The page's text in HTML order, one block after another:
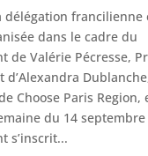
délégation francilienne
dans le cadre du
de Valérie Pécresse,
d’Alexandra
Choose Paris Region,
du 14 septembre
s’inscrit...